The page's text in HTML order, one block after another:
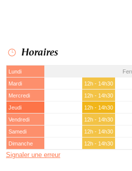
Horaires
Lundi
Mardi
12h - 14h30
Mercredi
12h - 14h30
Jeudi
12h - 14h30
Vendredi
12h - 14h30
Samedi
12h - 14h30
Dimanche
12h - 14h30
Signaler une erreur